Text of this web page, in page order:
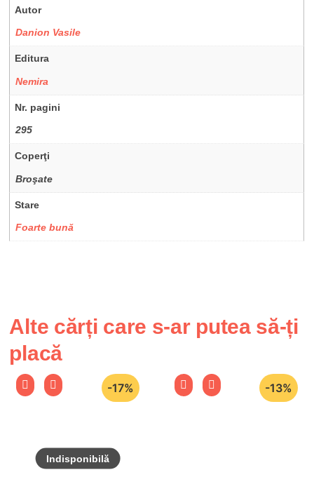
Autor
Danion Vasile
Editura
Nemira
Nr. pagini
295
Coperţi
Broşate
Stare
Foarte bună
Alte cărți care s-ar putea să-ți
placă
-17% -13%